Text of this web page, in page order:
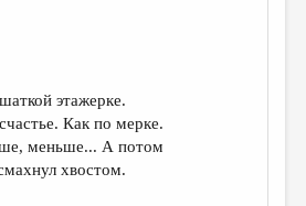
этажерке.
Как по мерке.
меньше... А потом
хвостом.